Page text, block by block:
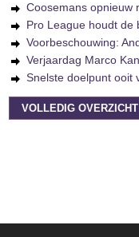
Coosemans opnieuw
Pro League houdt de
Voorbeschouwing:
Verjaardag Marco
Snelste doelpunt ooit
VOLLEDIG